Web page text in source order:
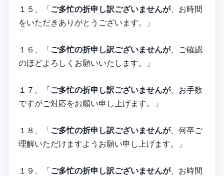
１５、「ご多忙の折申し訳ございませんが、お時間
をいただきありがとうございます。」
１６、「ご多忙の折申し訳ございませんが、ご確認
のほどよろしくお願いいたします。」
１７、「ご多忙の折申し訳ございませんが、お手数
ですがご対応をお願い申し上げます。」
１８、「ご多忙の折申し訳ございませんが、何卒ご
理解いただけますようお願い申し上げます。」
１９、「ご多忙の折申し訳ございませんが、お時間